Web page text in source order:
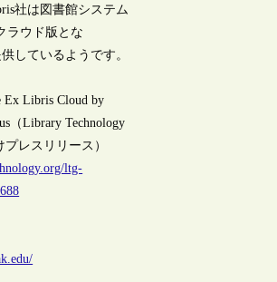
社は図書館システム
ラウド版とな
供しているようです。
Ex Libris Cloud by
（Library Technology
プレスリリース）
ltg-